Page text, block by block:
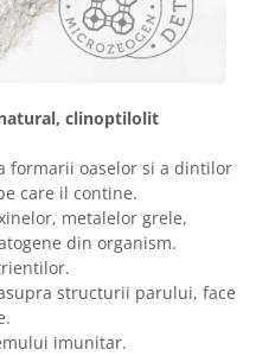
clinoptilolit
formarii oaselor si a dintilor
care il contine.
metalelor grele,
din organism.
structurii parului, face
imunitar.